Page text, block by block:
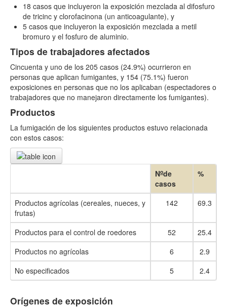
18 casos que incluyeron la exposición mezclada al difosfuro
de tricinc y clorofacinona (un anticoagulante), y
5 casos que incluyeron la exposición mezclada a metil
bromuro y el fosfuro de aluminio.
Tipos de trabajadores afectados
Cincuenta y uno de los 205 casos (24.9%) ocurrieron en
personas que aplican fumigantes, y 154 (75.1%) fueron
exposiciones en personas que no los aplicaban (espectadores o
trabajadores que no manejaron directamente los fumigantes).
Productos
La fumigación de los siguientes productos estuvo relacionada
con estos casos:
Node
casos
%
Productos agrícolas (cereales, nueces, y
frutas)
142 69.3
Productos para el control de roedores 52
25.4
Productos no agrícolas
6
2.9
No especificados
5 2.4
Orígenes de exposición